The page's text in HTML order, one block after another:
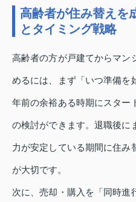
高齢者が住み替えを
とタイミング戦略
高齢者の方が戸建てからマン
めるには、まず「いつ準備を
年前の余裕ある時期にスター
の検討ができます。退職後に
力が安定している期間に住み
が大切です。
次に、売却・購入を「同時進